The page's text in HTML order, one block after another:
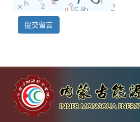
提交留言